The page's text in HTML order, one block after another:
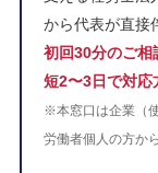
から代表が直接
初回30分のご相
短2〜3日で対応
※本窓口は企業（
労働者個人の方か